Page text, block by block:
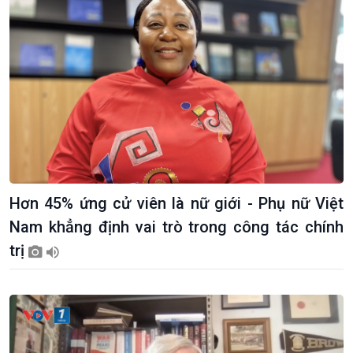
Hơn 45% ứng cử viên là nữ giới - Phụ nữ Việt
Nam khẳng định vai trò trong công tác chính
trị